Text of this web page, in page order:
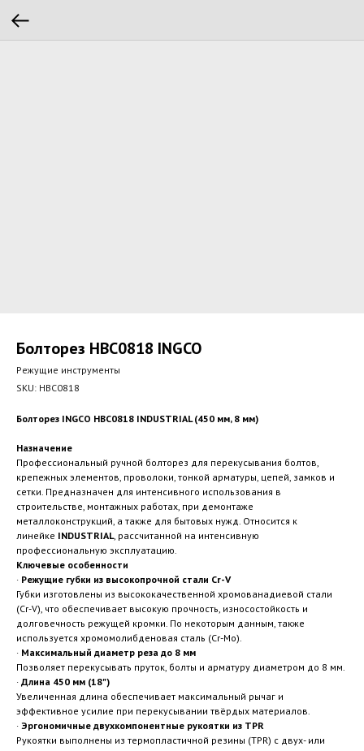
Болторез HBC0818 INGCO
Режущие инструменты
SKU: HBC0818
Болторез INGCO HBC0818 INDUSTRIAL (450 мм, 8 мм)
Назначение
Профессиональный ручной болторез для перекусывания болтов,
крепежных элементов, проволоки, тонкой арматуры, цепей, замков и
сетки. Предназначен для интенсивного использования в
строительстве, монтажных работах, при демонтаже
металлоконструкций, а также для бытовых нужд. Относится к
линейке INDUSTRIAL, рассчитанной на интенсивную
профессиональную эксплуатацию.
Ключевые особенности
· Режущие губки из высокопрочной стали Cr-V
Губки изготовлены из высококачественной хромованадиевой стали
(Cr-V), что обеспечивает высокую прочность, износостойкость и
долговечность режущей кромки. По некоторым данным, также
используется хромомолибденовая сталь (Cr-Mo).
· Максимальный диаметр реза до 8 мм
Позволяет перекусывать пруток, болты и арматуру диаметром до 8 мм.
· Длина 450 мм (18")
Увеличенная длина обеспечивает максимальный рычаг и
эффективное усилие при перекусывании твёрдых материалов.
· Эргономичные двухкомпонентные рукоятки из TPR
Рукоятки выполнены из термопластичной резины (TPR) с двух- или